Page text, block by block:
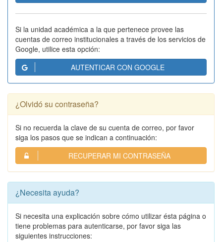
Si la unidad académica a la que pertenece provee las
cuentas de correo institucionales a través de los servicios de
Google, utilice esta opción:
AUTENTICAR CON GOOGLE
¿Olvidó su contraseña?
Si no recuerda la clave de su cuenta de correo, por favor
siga los pasos que se indican a continuación:
RECUPERAR MI CONTRASEÑA
¿Necesita ayuda?
Si necesita una explicación sobre cómo utilizar ésta página o
tiene problemas para autenticarse, por favor siga las
siguientes instrucciones: